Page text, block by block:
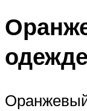
одежде